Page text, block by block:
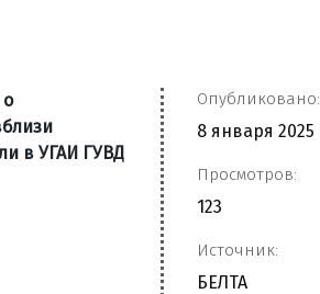
в УГАИ ГУВД
Опубликовано:
8 января 2025
Просмотров:
123
Источник:
БЕЛТА